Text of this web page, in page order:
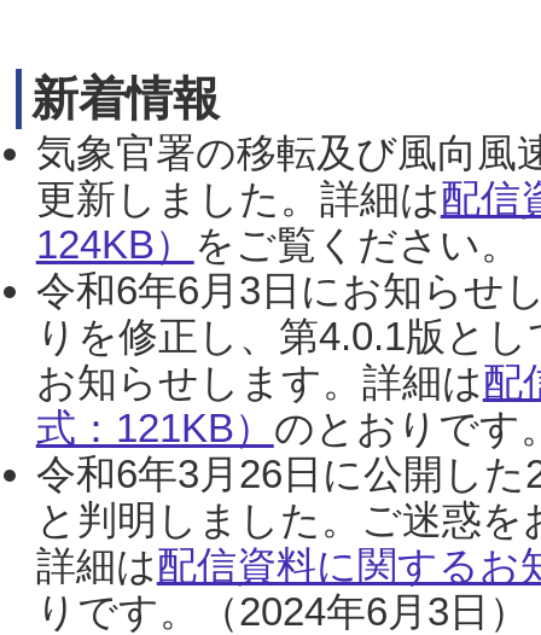
新着情報
気象官署の移転及び風向風
更新しました。詳細は配信
124KB） をご覧ください。
令和6年6月3日にお知らせ
りを修正し、第4.0.1版と
お知らせします。詳細は配
式：121KB） のとおりです
令和6年3月26日に公開し
と判明しました。ご迷惑
詳細は配信資料に関するお
りです。（2024年6月3日）